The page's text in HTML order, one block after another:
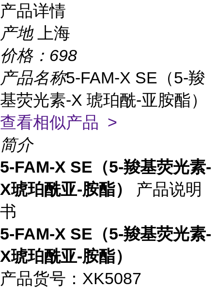
产品详情
产地
上海
价格： 698
产品名称5-FAM-X SE（5-羧
基荧光素-X 琥珀酰-亚胺酯）
查看相似产品 >
简介
5-FAM-X SE（5-羧基荧光素-
X琥珀酰亚-胺酯）
产品说明
书
5-FAM-X SE（5-羧基荧光素-
X琥珀酰亚-胺酯）
产品货号：XK5087